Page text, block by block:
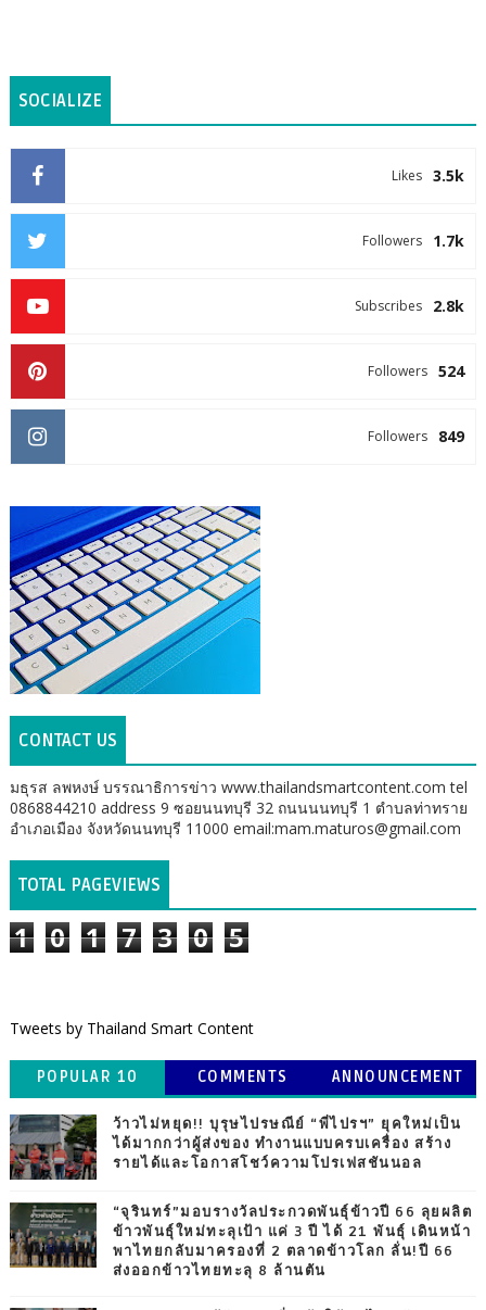
SOCIALIZE
3.5k
Likes
1.7k
Followers
2.8k
Subscribes
524
Followers
849
Followers
CONTACT US
มธุรส ลพหงษ์ บรรณาธิการข่าว www.thailandsmartcontent.com tel
0868844210 address 9 ซอยนนทบุรี 32 ถนนนนทบุรี 1 ตำบลท่าทราย
อำเภอเมือง จังหวัดนนทบุรี 11000 email:mam.maturos@gmail.com
TOTAL PAGEVIEWS
1 0 1 7 3 0 5
Tweets by Thailand Smart Content
POPULAR 10 COMMENTS ANNOUNCEMENT
ว้าวไม่หยุด!! บุรุษไปรษณีย์ “พี่ไปรฯ” ยุคใหม่เป็น
ได้มากกว่าผู้ส่งของ ทำงานแบบครบเครื่อง สร้าง
รายได้และโอกาสโชว์ความโปรเฟสชันนอล
“จุรินทร์”มอบรางวัลประกวดพันธุ์ข้าวปี 66 ลุยผลิต
ข้าวพันธุ์ใหม่ทะลุเป้า แค่ 3 ปี ได้ 21 พันธุ์ เดินหน้า
พาไทยกลับมาครองที่ 2 ตลาดข้าวโลก ลั่น!ปี 66
ส่งออกข้าวไทยทะลุ 8 ล้านตัน